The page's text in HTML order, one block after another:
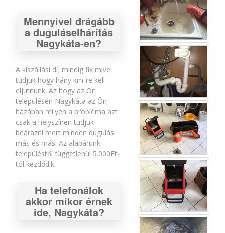
Mennyivel drágább
a duguláselhárítás
Nagykáta-en?
A kiszállási díj mindig fix mivel
tudjuk hogy hány km-re kell
eljutnunk. Az hogy az Ön
településén Nagykáta az Ön
házában milyen a probléma azt
csak a helyszínen tudjuk
beárazni mert minden dugulás
más és más. Az alapárunk
településtől függetlenül 5.000Ft-
tól kezdődik.
Ha telefonálok
akkor mikor érnek
ide, Nagykáta?